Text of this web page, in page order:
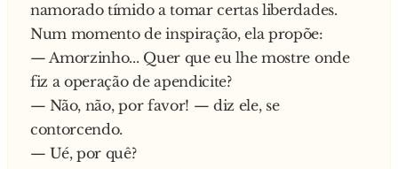
namorado tímido a tomar certas liberdades.
Num momento de inspiração, ela propõe:
— Amorzinho... Quer que eu lhe mostre onde
fiz a operação de apendicite?
— Não, não, por favor! — diz ele, se
contorcendo.
— Ué, por quê?